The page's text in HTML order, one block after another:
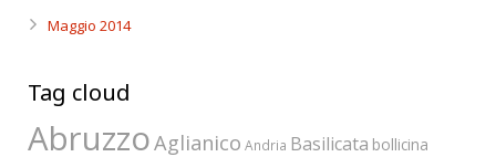
Maggio 2014
Tag cloud
AbruzzoAglianico Andria Basilicata bollicina